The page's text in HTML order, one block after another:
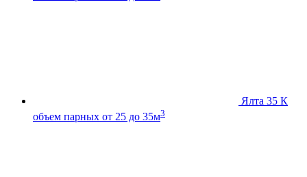
Ялта 35 К
объем парных от 25 до 35м3